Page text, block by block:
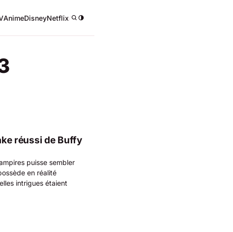
AnimeDisneyNetflix/
réussi de Buffy
puisse sembler
en réalité
intrigues étaient